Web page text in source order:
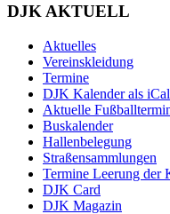
DJK AKTUELL
Aktuelles
Vereinskleidung
Termine
DJK Kalender als
Aktuelle
Buskalender
Hallenbelegung
Straßensammlungen
Termine Leerung der
DJK Card
DJK Magazin